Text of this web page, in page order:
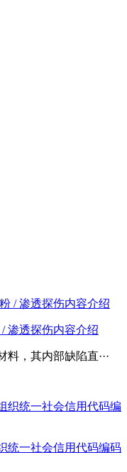
渗透探伤内容介绍
，其内部缺陷直···
统一社会信用代码编码